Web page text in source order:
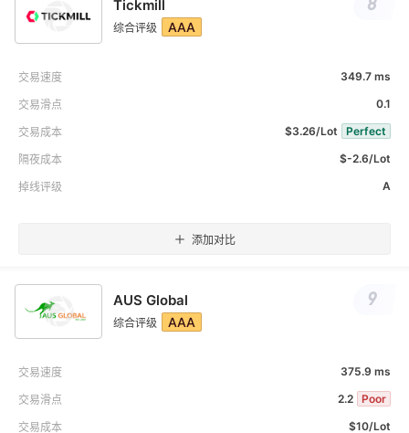
Tickmill
综合评级 AAA
交易速度 349.7 ms
交易滑点 0.1
交易成本 $3.26/Lot Perfect
隔夜成本 $-2.6/Lot
掉线评级 A
添加对比
AUS Global
综合评级 AAA
交易速度 375.9 ms
交易滑点 2.2 Poor
交易成本 $10/Lot
9